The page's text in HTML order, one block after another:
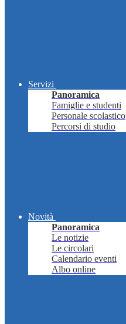
Servizi
Panoramica
Famiglie e studenti
Personale scolastico
Percorsi di studio
Novità
Panoramica
Le notizie
Le circolari
Calendario eventi
Albo online